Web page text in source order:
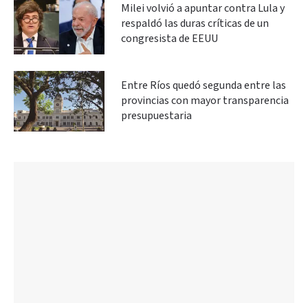
Milei volvió a apuntar contra Lula y
respaldó las duras críticas de un
congresista de EEUU
Entre Ríos quedó segunda entre las
provincias con mayor transparencia
presupuestaria